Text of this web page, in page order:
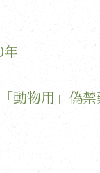
動物用」偽